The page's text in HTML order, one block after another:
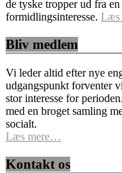
de tyske tropper ud fra
formidlingsinteresse. Læs
Bliv medlem
Vi leder altid efter nye
udgangspunkt forventer
stor interesse for
med en broget samling
socialt.
Læs mere…
Kontakt os